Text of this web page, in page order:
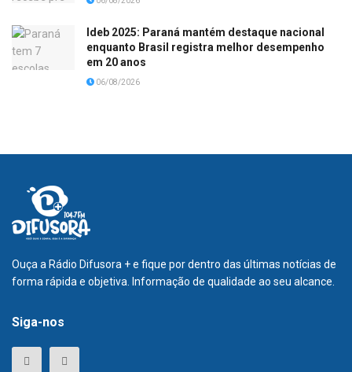
Ideb 2025: Paraná mantém destaque nacional
enquanto Brasil registra melhor desempenho
em 20 anos
06/08/2026
Ouça a Rádio Difusora + e fique por dentro das últimas notícias de
forma rápida e objetiva. Informação de qualidade ao seu alcance.
Siga-nos